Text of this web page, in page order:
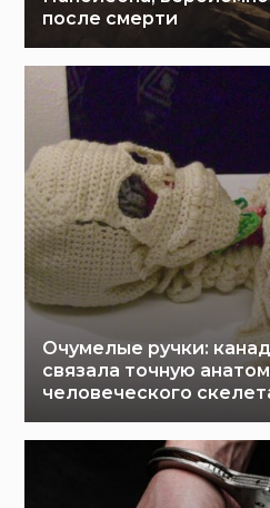
после смерти
Очумелые ручки:
связала точную
человеческого